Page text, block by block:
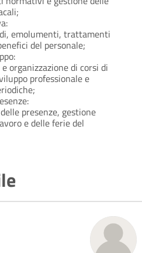
emolumenti, trattamenti
del personale;
organizzazione di corsi di
professionale e
presenze, gestione
e delle ferie del